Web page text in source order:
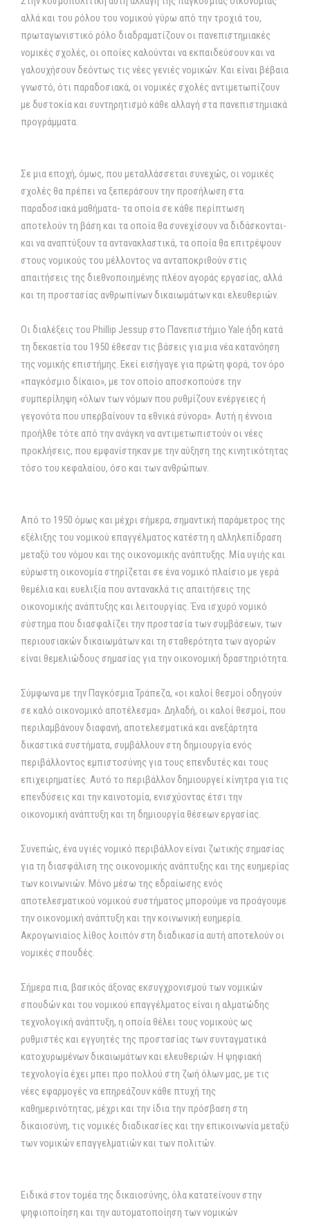
αλλά και του ρόλου του νομικού γύρω από την τροχιά του,
πρωταγωνιστικό ρόλο διαδραματίζουν οι πανεπιστημιακές
νομικές σχολές, οι οποίες καλούνται να εκπαιδεύσουν και να
γαλουχήσουν δεόντως τις νέες γενιές νομικών. Και είναι βέβαια
γνωστό, ότι παραδοσιακά, οι νομικές σχολές αντιμετωπίζουν
με δυστοκία και συντηρητισμό κάθε αλλαγή στα πανεπιστημιακά
προγράμματα.
Σε μια εποχή, όμως, που μεταλλάσσεται συνεχώς, οι νομικές
σχολές θα πρέπει να ξεπεράσουν την προσήλωση στα
παραδοσιακά μαθήματα- τα οποία σε κάθε περίπτωση
αποτελούν τη βάση και τα οποία θα συνεχίσουν να διδάσκονται-
και να αναπτύξουν τα αντανακλαστικά, τα οποία θα επιτρέψουν
στους νομικούς του μέλλοντος να ανταποκριθούν στις
απαιτήσεις της διεθνοποιημένης πλέον αγοράς εργασίας, αλλά
και τη προστασίας ανθρωπίνων δικαιωμάτων και ελευθεριών.
Οι διαλέξεις του Phillip Jessup στο Πανεπιστήμιο Yale ήδη κατά
τη δεκαετία του 1950 έθεσαν τις βάσεις για μια νέα κατανόηση
της νομικής επιστήμης. Εκεί εισήγαγε για πρώτη φορά, τον όρο
«παγκόσμιο δίκαιο», με τον οποίο αποσκοπούσε την
συμπερίληψη «όλων των νόμων που ρυθμίζουν ενέργειες ή
γεγονότα που υπερβαίνουν τα εθνικά σύνορα». Αυτή η έννοια
προήλθε τότε από την ανάγκη να αντιμετωπιστούν οι νέες
προκλήσεις, που εμφανίστηκαν με την αύξηση της κινητικότητας
τόσο του κεφαλαίου, όσο και των ανθρώπων.
Από το 1950 όμως και μέχρι σήμερα, σημαντική παράμετρος της
εξέλιξης του νομικού επαγγέλματος κατέστη η αλληλεπίδραση
μεταξύ του νόμου και της οικονομικής ανάπτυξης. Μία υγιής και
εύρωστη οικονομία στηρίζεται σε ένα νομικό πλαίσιο με γερά
θεμέλια και ευελιξία που αντανακλά τις απαιτήσεις της
οικονομικής ανάπτυξης και λειτουργίας. Ένα ισχυρό νομικό
σύστημα που διασφαλίζει την προστασία των συμβάσεων, των
περιουσιακών δικαιωμάτων και τη σταθερότητα των αγορών
είναι θεμελιώδους σημασίας για την οικονομική δραστηριότητα.
Σύμφωνα με την Παγκόσμια Τράπεζα, «οι καλοί θεσμοί οδηγούν
σε καλό οικονομικό αποτέλεσμα». Δηλαδή, οι καλοί θεσμοί, που
περιλαμβάνουν διαφανή, αποτελεσματικά και ανεξάρτητα
δικαστικά συστήματα, συμβάλλουν στη δημιουργία ενός
περιβάλλοντος εμπιστοσύνης για τους επενδυτές και τους
επιχειρηματίες. Αυτό το περιβάλλον δημιουργεί κίνητρα για τις
επενδύσεις και την καινοτομία, ενισχύοντας έτσι την
οικονομική ανάπτυξη και τη δημιουργία θέσεων εργασίας.
Συνεπώς, ένα υγιές νομικό περιβάλλον είναι ζωτικής σημασίας
για τη διασφάλιση της οικονομικής ανάπτυξης και της ευημερίας
των κοινωνιών. Μόνο μέσω της εδραίωσης ενός
αποτελεσματικού νομικού συστήματος μπορούμε να προάγουμε
την οικονομική ανάπτυξη και την κοινωνική ευημερία.
Ακρογωνιαίος λίθος λοιπόν στη διαδικασία αυτή αποτελούν οι
νομικές σπουδές.
Σήμερα πια, βασικός άξονας εκσυγχρονισμού των νομικών
σπουδών και του νομικού επαγγέλματος είναι η αλματώδης
τεχνολογική ανάπτυξη, η οποία θέλει τους νομικούς ως
ρυθμιστές και εγγυητές της προστασίας των συνταγματικά
κατοχυρωμένων δικαιωμάτων και ελευθεριών. Η ψηφιακή
τεχνολογία έχει μπει προ πολλού στη ζωή όλων μας, με τις
νέες εφαρμογές να επηρεάζουν κάθε πτυχή της
καθημερινότητας, μέχρι και την ίδια την πρόσβαση στη
δικαιοσύνη, τις νομικές διαδικασίες και την επικοινωνία μεταξύ
των νομικών επαγγελματιών και των πολιτών.
Ειδικά στον τομέα της δικαιοσύνης, όλα κατατείνουν στην
ψηφιοποίηση και την αυτοματοποίηση των νομικών